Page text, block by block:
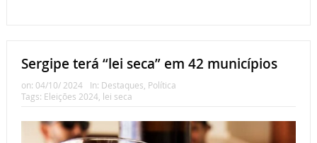
Sergipe terá “lei seca” em 42 municípios
on: 04/10/ 2024 In: Destaques, Política
Tags: Eleições 2024, lei seca